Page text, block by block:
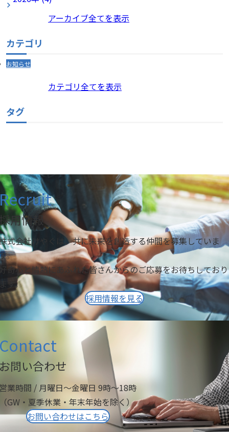
アーカイブ全てを表示
カテゴリ
お知らせ
カテゴリ全てを表示
タグ
用情報
式会社けやぐは、共に未来を創造する仲間を募集していま
。
奇心と情熱にあふれた皆さんからのご応募をお待ちしており
す。
採用情報を見る
問い合わせ
業時間 / 月曜日～金曜日 9時～18時
GW・夏季休業・年末年始を除く）
お問い合わせはこちら